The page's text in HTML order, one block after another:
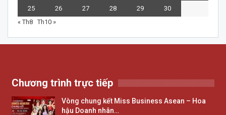
25 26 27 28 29
30
« Th8 Th10 »
Chương trình trực tiếp
Vòng chung kết Miss Business Asean – Hoa
hậu Doanh nhân…